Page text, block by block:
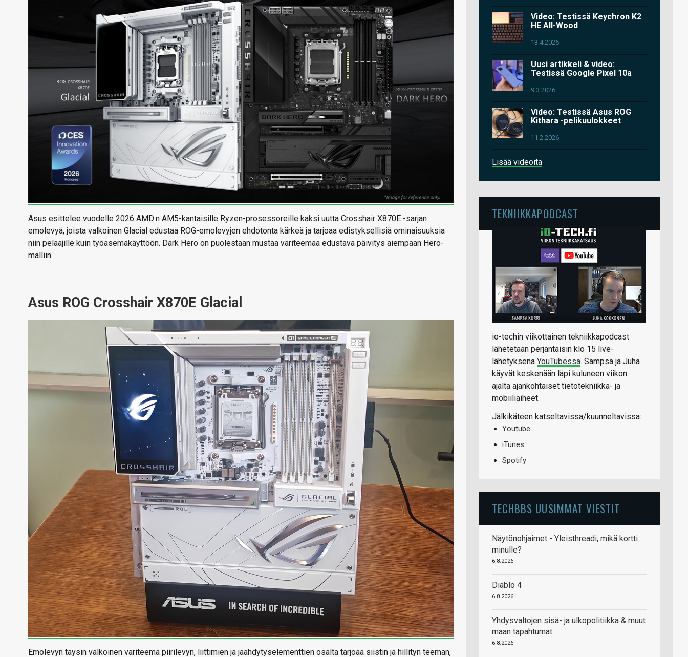
Asus esittelee vuodelle 2026 AMD:n AM5-kantaisille Ryzen-prosessoreille kaksi uutta Crosshair X870E -sarjan
emolevyä, joista valkoinen Glacial edustaa ROG-emolevyjen ehdotonta kärkeä ja tarjoaa edistyksellisiä ominaisuuksia
niin pelaajille kuin työasemakäyttöön. Dark Hero on puolestaan mustaa väriteemaa edustava päivitys aiempaan Hero-
malliin.
Asus ROG Crosshair X870E Glacial
Emolevyn täysin valkoinen väriteema piirilevyn, liittimien ja jäähdytyselementtien osalta tarjoaa siistin ja hillityn teeman,
Video: Testissä Keychron K2
HE All-Wood
13.4.2026
Uusi artikkeli & video:
Testissä Google Pixel 10a
9.3.2026
Video: Testissä Asus ROG
Kithara -pelikuulokkeet
11.2.2026
Lisää videoita
TEKNIIKKAPODCAST
io-techin viikottainen tekniikkapodcast
lähetetään perjantaisin klo 15 live-
lähetyksenä YouTubessa. Sampsa ja Juha
käyvät keskenään läpi kuluneen viikon
ajalta ajankohtaiset tietotekniikka- ja
mobiiliaiheet.
Jälkikäteen katseltavissa/kuunneltavissa:
Youtube
iTunes
Spotify
TECHBBS UUSIMMAT VIESTIT
Näytönohjaimet - Yleisthreadi, mikä kortti
minulle?
6.8.2026
Diablo 4
6.8.2026
Yhdysvaltojen sisä- ja ulkopolitiikka & muut
maan tapahtumat
6.8.2026